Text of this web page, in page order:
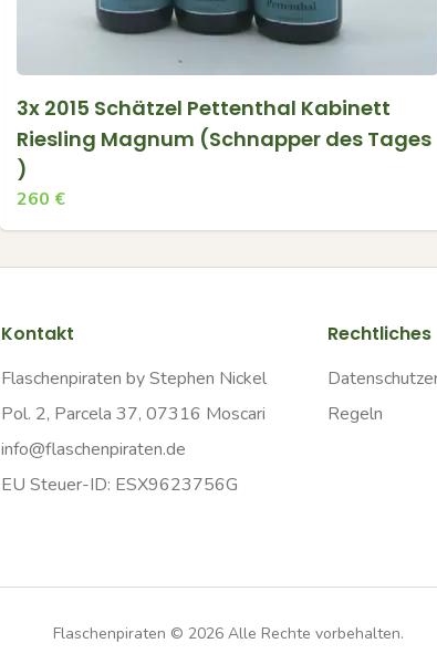
3x 2015 Schätzel Pettenthal Kabinett
Riesling Magnum (Schnapper des Tages
)
260 €
Kontakt
Flaschenpiraten by Stephen Nickel
Pol. 2, Parcela 37, 07316 Moscari
info@flaschenpiraten.de
EU Steuer-ID: ESX9623756G
Rechtliches
Regeln
Flaschenpiraten © 2026Alle Rechte vorbehalten.